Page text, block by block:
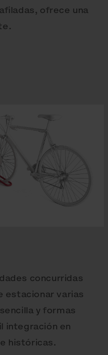
ofrece una
concurridas
estacionar varias
y formas
integración en
históricas.